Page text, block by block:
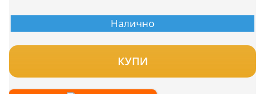
Налично
КУПИ